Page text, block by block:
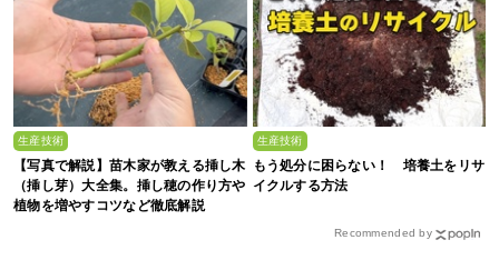
生産技術
【写真で解説】苗木家が教える挿し木
（挿し芽）大全集。挿し穂の作り方や
植物を増やすコツなど徹底解説
生産技術
もう処分に困らない！ 培養土をリサ
イクルする方法
Recommended by